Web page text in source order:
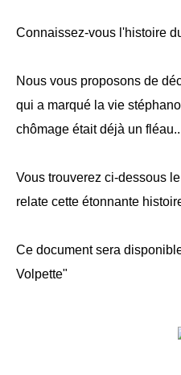
Connaissez-vous l'histoire
Nous vous proposons de
qui a marqué la vie
chômage était déjà un
Vous trouverez ci-dessous
relate cette étonnante
Ce document sera
Volpette"